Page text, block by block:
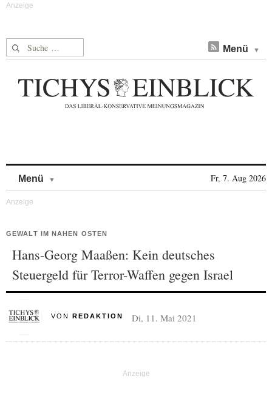
Suche nach: Menü
Menü Fr, 7. Aug 2026
GEWALT IM NAHEN OSTEN
Hans-Georg Maaßen: Kein deutsches
Steuergeld für Terror-Waffen gegen Israel
VON REDAKTION Di, 11. Mai 2021